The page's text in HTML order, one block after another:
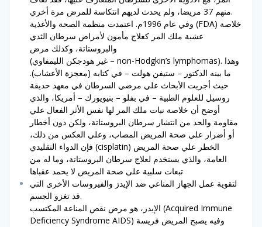
منهم 37 مريضا، ولم يحدث لديهم انتكاسة للمرض مرة أخري.
وفي عام 1996م. اعتمدت منظمة الصحة والأغذية (FDA) خلاصة
عشبة ملك المر كعلاج مأمون لأمراض سرطان الثدي
والبروستاتة، وكذلك مرض
(غير هودجكن الليمفاوي – non-Hodgkin’s lymphomas). وهذا
ما بينه الدكتور – ستيفن هولت – في كتابه (معجزة الأعشاب).
حيث أجريت الأبحاث علي مرضي السرطان في معهد حديقة
روسيل للعلوم الطبية – في بفلو – بنيويورك – أمريكا، والذي
أوضح أن خلاصة نبات ملك المر لها نفس الأثر الفعال علي
مقاومة والحد من انتشار سرطان البروستاتة، ولكن دون أخطار
أو أضرار علي صحة المريض المصاب، وعلي العكس من ذلك،
فإن الدواء التقليدي (cisplatin) الخطر علي صحة المريض
العامة، والذي يستخدم لعلاج سرطان البروستاتة، وما له من
تبعات سلبية على صحة المريض لا يحمد عقباها
لتقوية عمل الجهاز المناعي ضد الإيدز والفيروسات الأخرى التي
قد تغزو الجسم.
الإيدز، هو مرض نقص المناعة المكتسب (Acquired Immune
Deficiency Syndrome AIDS) وفيه يصبح المريض فريسة